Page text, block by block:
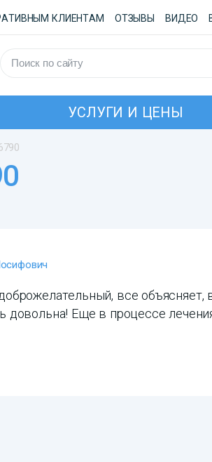
КЛИЕНТАМ ОТЗЫВЫ ВИДЕО
УСЛУГИ И ЦЕНЫ
все объясняет,
довольна! Еще в процессе